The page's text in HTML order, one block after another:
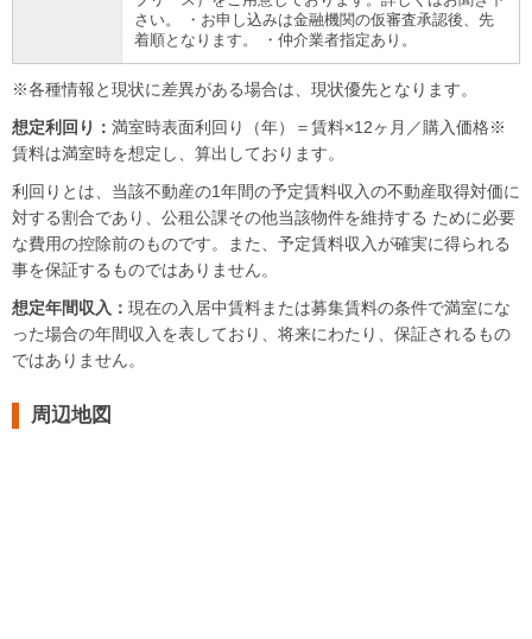
さい。 ・お申し込みは金融機関の仮審査承認後、先
着順となります。 ・仲介業者指定あり。
※各種情報と現状に差異がある場合は、現状優先となります。
想定利回り： 満室時表面利回り（年）＝賃料×12ヶ月／購入価格※
賃料は満室時を想定し、算出しております。
利回りとは、当該不動産の1年間の予定賃料収入の不動産取得対価に
対する割合であり、公租公課その他当該物件を維持する ために必要
な費用の控除前のものです。また、予定賃料収入が確実に得られる
事を保証するものではありません。
想定年間収入： 現在の入居中賃料または募集賃料の条件で満室にな
った場合の年間収入を表しており、将来にわたり、保証されるもの
ではありません。
周辺地図